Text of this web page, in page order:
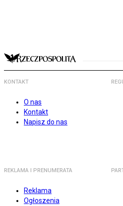
KONTAKT
O nas
Kontakt
Napisz do nas
REKLAMA I PRENUMERATA
Reklama
Ogłoszenia